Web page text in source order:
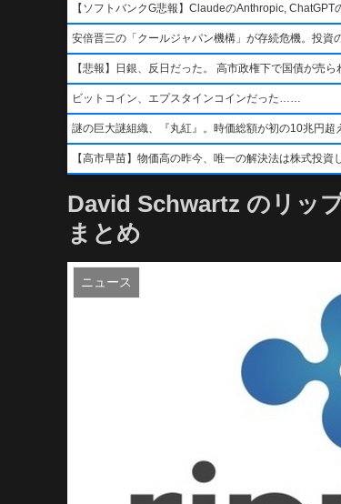
【ソフトバンクG悲報】ClaudeのAnthropic,
安倍晋三の「クールジャパン機構」が存続危機。投
【悲報】日銀、反日だった。 高市政権下で国債が売ら
ビットコイン、エプスタインコインだった……
謎の巨大謎組織、『丸紅』。時価総額が初の10兆円
【高市早苗】物価高の昨今、唯一の解決法は株式投
David Schwartz のリッ
まとめ
ニュース